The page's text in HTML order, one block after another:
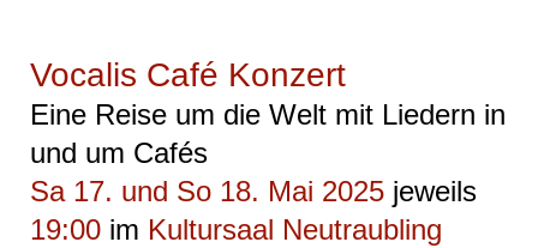
Vocalis Café Konzert
Eine Reise um die Welt mit Liedern in
und um Cafés
Sa 17. und So 18. Mai 2025 jeweils
19:00 im Kultursaal Neutraubling